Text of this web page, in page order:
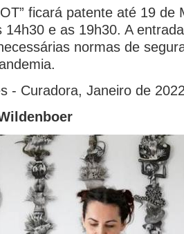
ficará patente até 19 de
14h30 e as 19h30. A
normas de
- Curadora, Janeiro de